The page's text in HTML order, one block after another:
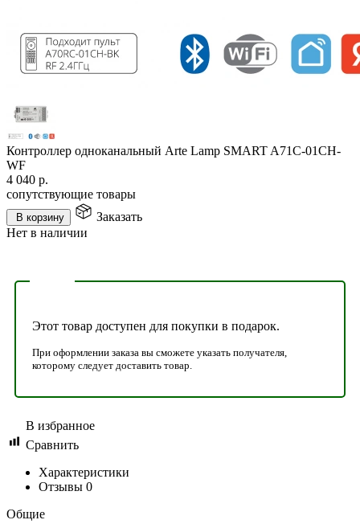
Контроллер одноканальный Arte Lamp SMART A71C-01CH-
WF
4 040 р.
сопутствующие товары
В корзину
Заказать
Нет в наличии
Этот товар доступен для покупки в подарок.
При оформлении заказа вы сможете указать получателя,
которому следует доставить товар.
В избранное
Сравнить
Характеристики
Отзывы 0
Общие